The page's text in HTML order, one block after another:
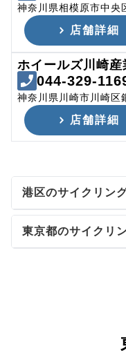
神奈川県相模原市中
店舗詳細
ホイールズ川崎産
044-329-
神奈川県川崎市川崎区
店舗詳細
港区のサイクリン
東京都のサイクリ